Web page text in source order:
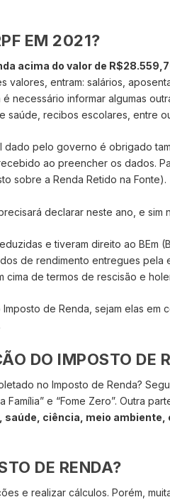
EM 2021?
acima do valor de
valores, entram: salários,
necessário informar algumas
recibos escolares, entre
pelo governo é obrigado
ao preencher os dados.
sobre a Renda Retido na Fonte).
declarar neste ano, e sim
e tiveram direito ao BEm
de rendimento entregues pela
de termos de rescisão e
de Renda, sejam elas em
DO IMPOSTO DE
no Imposto de Renda?
e “Fome Zero”. Outra
ciência, meio ambiente,
DE RENDA?
e realizar cálculos. Porém,